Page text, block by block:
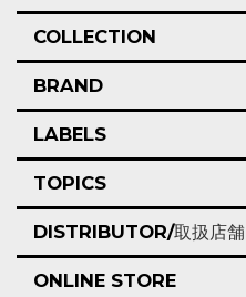
COLLECTION
BRAND
LABELS
TOPICS
DISTRIBUTOR/取扱店舗
ONLINE STORE